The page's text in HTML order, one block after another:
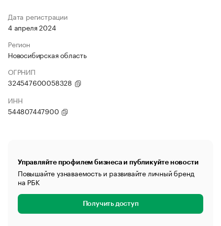
Дата регистрации
4 апреля 2024
Регион
Новосибирская область
ОГРНИП
324547600058328
ИНН
544807447900
Управляйте профилем бизнеса и публикуйте новости
Повышайте узнаваемость и развивайте личный бренд
на РБК
Получить доступ